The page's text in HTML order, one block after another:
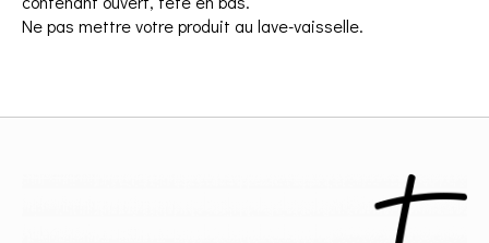
Ne pas mettre votre produit au lave-vaisselle.